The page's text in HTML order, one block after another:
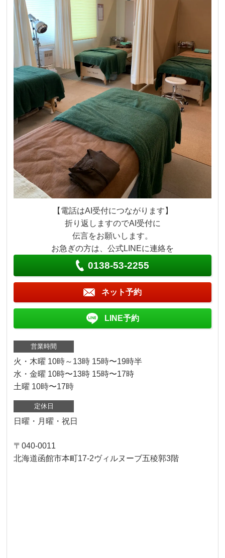
【電話はAI受付につながります】
折り返しますのでAI受付に
伝言をお願いします。
お急ぎの方は、公式LINEに連絡を
0138-53-2255
ネット予約
LINE予約
営業時間
火・木曜 10時～13時 15時〜19時半
水・金曜 10時〜13時 15時〜17時
土曜 10時〜17時
定休日
日曜・月曜・祝日
〒040-0011
北海道函館市本町17-2ヴィルヌーブ五稜郭3階